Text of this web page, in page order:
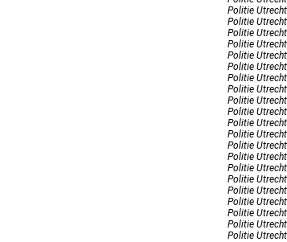
Politie Utrecht
Politie Utrecht
Politie Utrecht
Politie Utrecht
Politie Utrecht
Politie Utrecht
Politie Utrecht
Politie Utrecht
Politie Utrecht
Politie Utrecht
Politie Utrecht
Politie Utrecht
Politie Utrecht
Politie Utrecht
Politie Utrecht
Politie Utrecht
Politie Utrecht
Politie Utrecht
Politie Utrecht
Politie Utrecht
Politie Utrecht